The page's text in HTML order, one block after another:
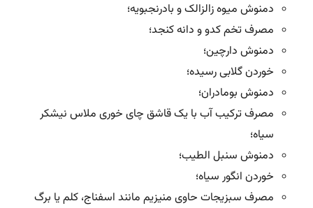
دمنوش میوه زالزالک و بادرنجبویه؛
مصرف تخم کدو و دانه کنجد؛
دمنوش دارچین؛
خوردن گلابی رسیده؛
دمنوش بومادران؛
مصرف ترکیب آب با یک قاشق چای خوری ملاس نیشکر
سیاه؛
دمنوش سنبل الطیب؛
خوردن انگور سیاه؛
مصرف سبزیجات حاوی منیزیم مانند اسفناج، کلم یا برگ